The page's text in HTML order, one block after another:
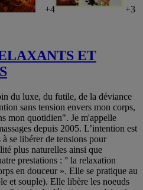
+4
+3
ET
du luxe, du futile, de la déviance
sans tension envers mon corps,
mon quotidien". Je m'appelle
depuis 2005. L’intention est
se libérer de tensions pour
plus naturelles ainsi que
prestations : ° la relaxation
en douceur ». Elle se pratique au
et souple). Elle libère les noeuds